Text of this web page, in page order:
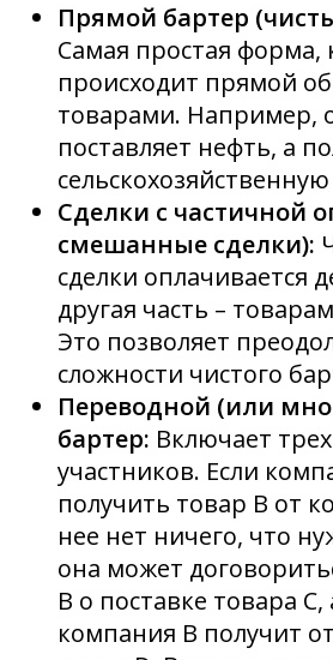
Прямой бартер
Самая простая форма,
происходит прямой
товарами. Например,
поставляет нефть, а
Сделки с частичной
смешанные сделки):
сделки оплачивается
другая часть –
Это позволяет
сложности чистого
Переводной (или
бартер: Включает
участников. Если
получить товар B от
нее нет ничего, что
она может
B о поставке товара C,
компания B получит